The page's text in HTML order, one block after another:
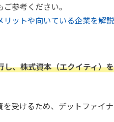
参考ください。
ットや向いている企業を解説
し、株式資本（エクイティ）
受けるため、デットファイ